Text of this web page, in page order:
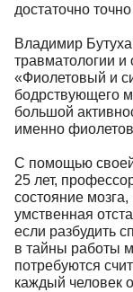
достаточно
Владимир
травматологии и
«Фиолетовый и
бодрствующего
большой
именно
С помощью своей
25 лет,
состояние
умственная
если разбудить
в тайны работы
потребуются
каждый человек